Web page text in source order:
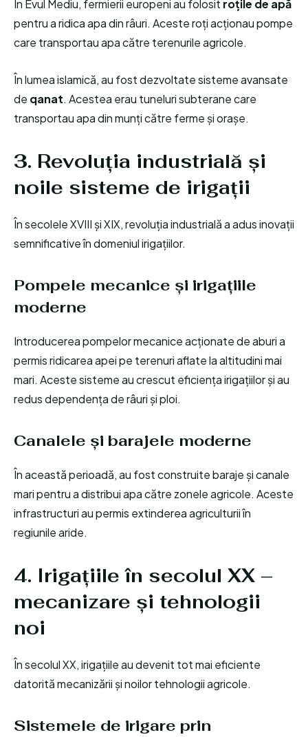
În Evul Mediu, fermierii europeni au folosit roțile de apă
pentru a ridica apa din râuri. Aceste roți acționau pompe
care transportau apa către terenurile agricole.
În lumea islamică, au fost dezvoltate sisteme avansate
de qanat. Acestea erau tuneluri subterane care
transportau apa din munți către ferme și orașe.
3. Revoluția industrială și
noile sisteme de irigații
În secolele XVIII și XIX, revoluția industrială a adus inovații
semnificative în domeniul irigațiilor.
Pompele mecanice și irigațiile
moderne
Introducerea pompelor mecanice acționate de aburi a
permis ridicarea apei pe terenuri aflate la altitudini mai
mari. Aceste sisteme au crescut eficiența irigațiilor și au
redus dependența de râuri și ploi.
Canalele și barajele moderne
În această perioadă, au fost construite baraje și canale
mari pentru a distribui apa către zonele agricole. Aceste
infrastructuri au permis extinderea agriculturii în
regiunile aride.
4. Irigațiile în secolul XX –
mecanizare și tehnologii
noi
În secolul XX, irigațiile au devenit tot mai eficiente
datorită mecanizării și noilor tehnologii agricole.
Sistemele de irigare prin